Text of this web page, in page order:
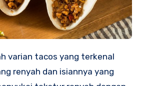
renyah dan isiannya yang